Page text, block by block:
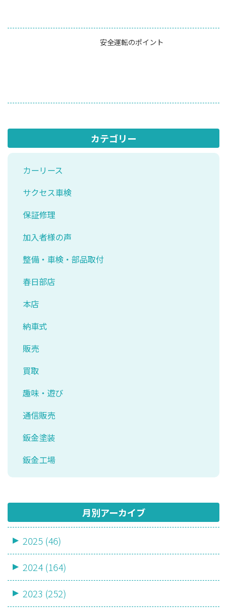
安全運転のポイント
カテゴリー
カーリース
サクセス車検
保証修理
加入者様の声
整備・車検・部品取付
春日部店
本店
納車式
販売
買取
趣味・遊び
通信販売
鈑金塗装
鈑金工場
月別アーカイブ
2025 (46)
2024 (164)
2023 (252)